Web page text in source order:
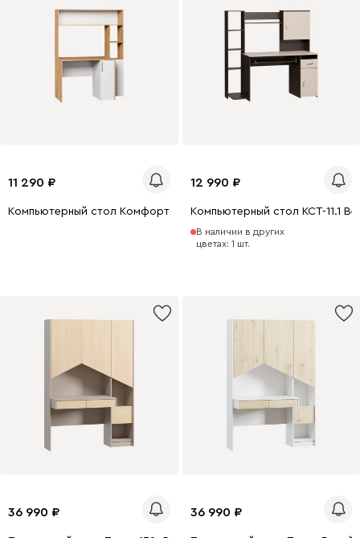
11 290
Компьютерный стол Комфорт-4 Дуб Крафт Золотой
12 990
Компьютерный стол КСТ-11.1
В наличии в других
цветах: 1 шт.
36 990 36 990